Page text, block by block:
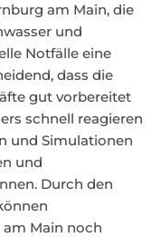
am Main, die
und
Notfälle eine
dass die
gut vorbereitet
schnell reagieren
und Simulationen
und
Durch den
Main noch